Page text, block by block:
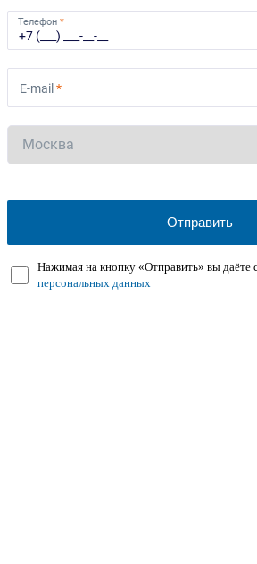
Телефон *
E-mail *
Нажимая на кнопку «Отправить» вы даёте
персональных данных